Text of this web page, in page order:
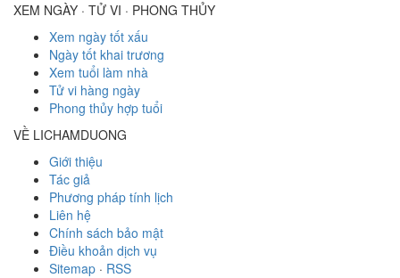
XEM NGÀY · TỬ VI · PHONG THỦY
Xem ngày tốt xấu
Ngày tốt khai trương
Xem tuổi làm nhà
Tử vi hàng ngày
Phong thủy hợp tuổi
VỀ LICHAMDUONG
Giới thiệu
Tác giả
Phương pháp tính lịch
Liên hệ
Chính sách bảo mật
Điều khoản dịch vụ
Sitemap · RSS